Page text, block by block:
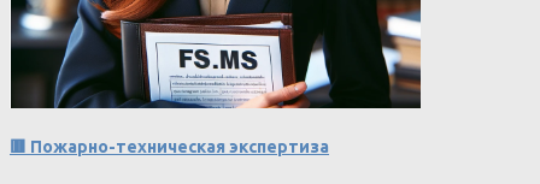
🟥 Пожарно-техническая экспертиза